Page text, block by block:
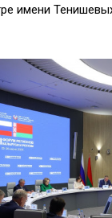
имени